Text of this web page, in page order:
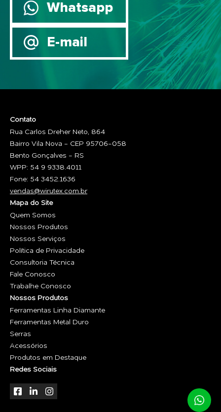
Whatsapp
E-mail
Contato
Rua Carlos Dreher Neto, 864
Bairro Vila Nova - CEP 95706-058
Bento Gonçalves - RS
WPP: 54 9 9338.4011
Fone: 54 3452.1636
vendas@wirutex.com.br
Mapa do Site
Quem Somos
Nossos Produtos
Nossos Serviços
Política de Privacidade
Consultoria Técnica
Fale Conosco
Trabalhe Conosco
Nossos Produtos
Ferramentas Linha Diamante
Ferramentas Metal Duro
Serras
Acessórios
Produtos em Destaque
Redes Sociais